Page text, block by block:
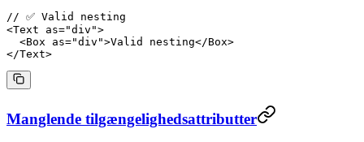
// ✅ Valid nesting
<Text as="div">
  <
Box as="div">Valid nesting</Box>
</Text>
Manglende tilgængelighedsattributter